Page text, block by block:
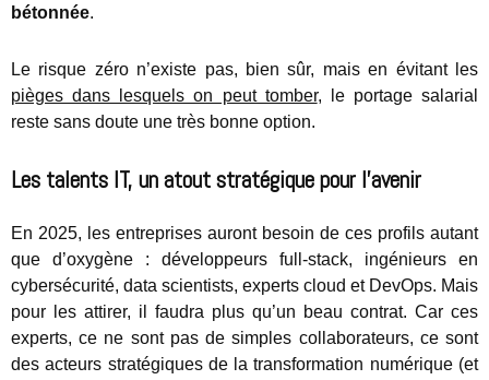
bétonnée.
Le risque zéro n’existe pas, bien sûr, mais en évitant les
pièges dans lesquels on peut tomber, le portage salarial
reste sans doute une très bonne option.
Les talents IT, un atout stratégique pour l’avenir
En 2025, les entreprises auront besoin de ces profils autant
que d’oxygène : développeurs full-stack, ingénieurs en
cybersécurité, data scientists, experts cloud et DevOps. Mais
pour les attirer, il faudra plus qu’un beau contrat. Car ces
experts, ce ne sont pas de simples collaborateurs, ce sont
des acteurs stratégiques de la transformation numérique (et